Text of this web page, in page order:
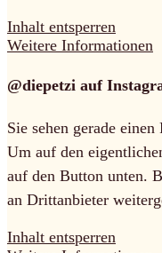
Inhalt entsperren
Weitere Informationen
@diepetzi auf
Sie sehen gerade
Um auf den
auf den Button unten.
an Drittanbieter
Inhalt entsperren